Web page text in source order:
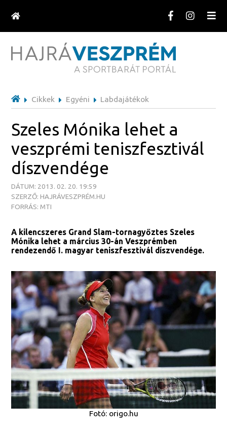
Cikkek Egyéni Labdajátékok
Szeles Mónika lehet a
veszprémi teniszfesztivál
díszvendége
DÁTUM: 2013. 02. 20. 19:59
SZERZŐ: HAJRÁVESZPRÉM.HU
FORRÁS: MTI
A kilencszeres Grand Slam-tornagyőztes Szeles
Mónika lehet a március 30-án Veszprémben
rendezendő I. magyar teniszfesztivál díszvendége.
Fotó: origo.hu